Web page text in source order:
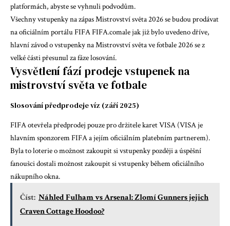
platformách, abyste se vyhnuli podvodům.
Všechny vstupenky na zápas Mistrovství světa 2026 se budou prodávat
na oficiálním portálu FIFAFIFA.comale jak již bylo uvedeno dříve,
hlavní závod o vstupenky na Mistrovství světa ve fotbale 2026 se z
velké části přesunul za fáze losování.
Vysvětlení fází prodeje vstupenek na
mistrovství světa ve fotbale
Slosování předprodeje víz (září 2025)
FIFA otevřela předprodej pouze pro držitele karet VISA (VISA je
hlavním sponzorem FIFA a jejím oficiálním platebním partnerem).
Byla to loterie o možnost zakoupit si vstupenky později a úspěšní
fanoušci dostali možnost zakoupit si vstupenky během oficiálního
nákupního okna.
Číst: Náhled Fulham vs Arsenal: Zlomí Gunners jejich
Craven Cottage Hoodoo?